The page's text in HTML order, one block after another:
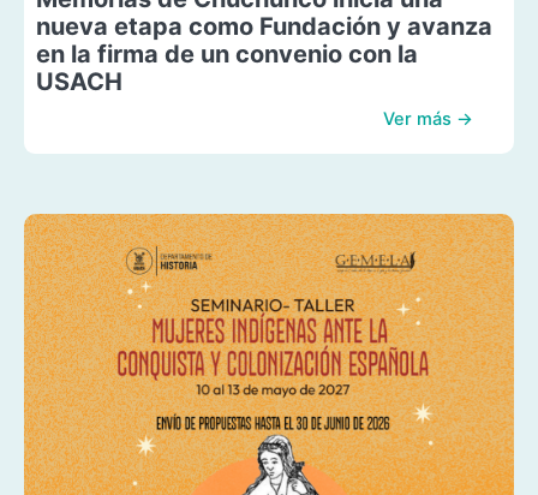
nueva etapa como Fundación y avanza
en la firma de un convenio con la
USACH
Ver más →